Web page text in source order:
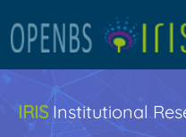
IRIS Institutional